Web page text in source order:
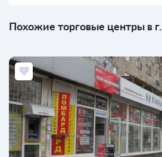
Похожие торговые центры в г.